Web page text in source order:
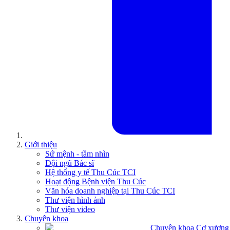
Giới thiệu
Sứ mệnh - tầm nhìn
Đội ngũ Bác sĩ
Hệ thống y tế Thu Cúc TCI
Hoạt động Bệnh viện Thu Cúc
Văn hóa doanh nghiệp tại Thu Cúc TCI
Thư viện hình ảnh
Thư viện video
Chuyên khoa
Chuyên khoa Cơ